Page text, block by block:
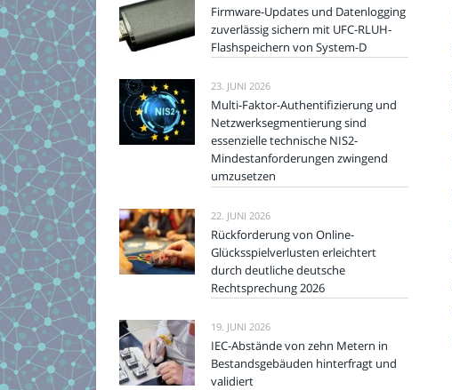
Firmware-Updates und Datenlogging
zuverlässig sichern mit UFC-RLUH-
Flashspeichern von System-D
23. JUNI 2026
Multi-Faktor-Authentifizierung und
Netzwerksegmentierung sind
essenzielle technische NIS2-
Mindestanforderungen zwingend
umzusetzen
22. JUNI 2026
Rückforderung von Online-
Glücksspielverlusten erleichtert
durch deutliche deutsche
Rechtsprechung 2026
19. JUNI 2026
IEC-Abstände von zehn Metern in
Bestandsgebäuden hinterfragt und
validiert